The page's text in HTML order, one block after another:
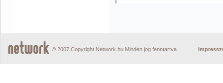
© 2007 Copyright Network.hu Minden jog fenntartva.